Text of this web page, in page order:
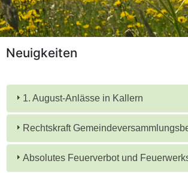
Neuigkeiten
1. August-Anlässe in Kallern
Rechtskraft
Absolutes Feuerverbot und